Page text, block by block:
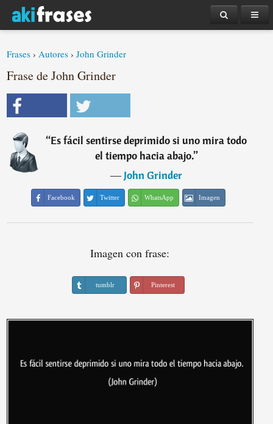
Frases ›Autores ›John Grinder
Frase de John Grinder
“Es fácil sentirse deprimido si uno mira todo
el tiempo hacia abajo.”
―John Grinder
Facebook Twitter WhatsApp Imagen
Imagen con frase:
tumblr Pinterest